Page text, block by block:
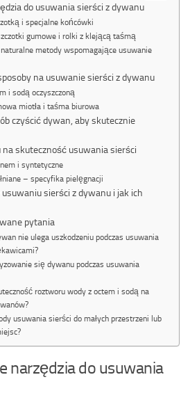
do usuwania sierści z dywanu
i specjalne końcówki
gumowe i rolki z klejącą taśmą
metody wspomagające usuwanie
na usuwanie sierści z dywanu
i sodą oczyszczoną
miotła i taśma biurowa
czyścić dywan, aby skutecznie
na skuteczność usuwania sierści
i syntetyczne
– specyfika pielęgnacji
usuwaniu sierści z dywanu i jak ich
pytania
nie ulega uszkodzeniu podczas usuwania
się dywanu podczas usuwania
roztworu wody z octem i sodą na
usuwania sierści do małych przestrzeni lub
narzędzia do usuwania